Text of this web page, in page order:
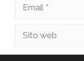
Email
Sito